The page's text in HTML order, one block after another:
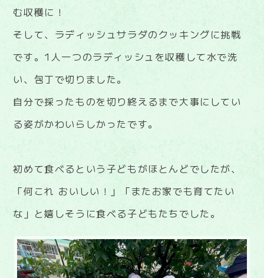
む収穫に！
そして、ラディッシュサラダのクッキングに挑戦
です。1人一つのラディッシュを収穫して水で洗
い、包丁で切りました。
自分で採ったものを切り終えるまで大事にしてい
る姿がかわいらしかったです。
初めて食べるという子どもがほとんどでしたが、
「何これ おいしい！」「またお家でも育てたい
な」と嬉しそうに食べる子どもたちでした。